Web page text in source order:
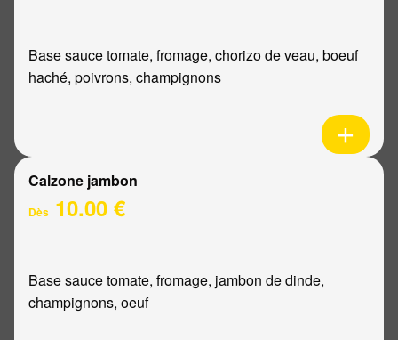
Base sauce tomate, fromage, chorizo de veau, boeuf
haché, poivrons, champignons
Calzone jambon
Dès 10.00 €
Base sauce tomate, fromage, jambon de dinde,
champignons, oeuf